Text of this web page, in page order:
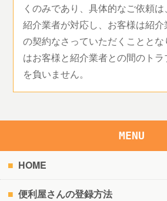
くのみであり、具体的なご依頼は
紹介業者が対応し、お客様は紹
の契約なさっていただくことと
はお客様と紹介業者との間のト
を負いません。
MENU
HOME
便利屋さんの登録方法